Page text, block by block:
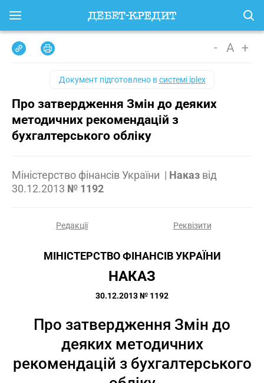
- A +
Документ підготовлено всистемі iplex
Про затвердження Змін до деяких
методичних рекомендацій з
бухгалтерського обліку
Міністерство фінансів України | Наказ від
30.12.2013 № 1192
Редакції Реквізити
МІНІСТЕРСТВО ФІНАНСІВ УКРАЇНИ
НАКАЗ
30.12.2013 № 1192
Про затвердження Змін до
деяких методичних
рекомендацій з бухгалтерського